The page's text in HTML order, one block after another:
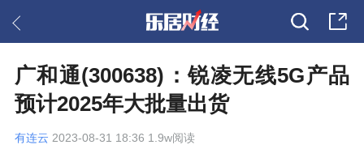
广和通(300638)：锐凌无线5G产品
预计2025年大批量出货
有连云 2023-08-31 18:36 1.9w阅读